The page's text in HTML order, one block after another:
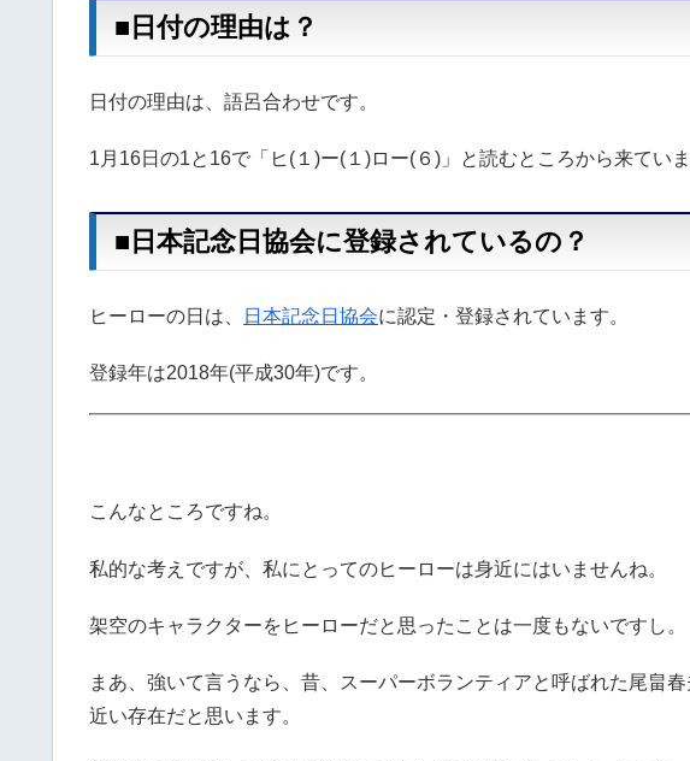
■日付の理由は？
日付の理由は、語呂合わせです。
1月16日の1と16で「ヒ(１)ー(１)ロー(６)」と読むところから来ていま
■日本記念日協会に登録されているの？
ヒーローの日は、 日本記念日協会に認定・登録されています。
登録年は2018年(平成30年)です。
こんなところですね。
私的な考えですが、私にとってのヒーローは身近にはいませんね。
架空のキャラクターをヒーローだと思ったことは一度もないですし。
まあ、強いて言うなら、昔、スーパーボランティアと呼ばれた尾畠
近い存在だと思います。